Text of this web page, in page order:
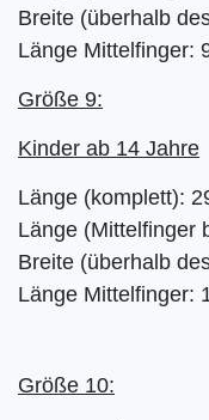
Breite (überhalb
Länge Mittelfinger:
Größe 9:
Kinder ab 14 Jahre
Länge (komplett):
Länge (Mittelfinger
Breite (überhalb
Länge Mittelfinger:
Größe 10: